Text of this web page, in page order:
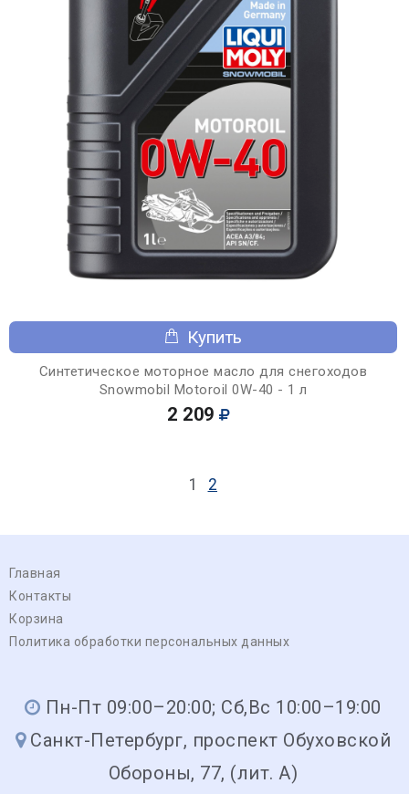
Купить
Синтетическое моторное масло для снегоходов
Snowmobil Motoroil 0W-40 - 1 л
2 209
1 2
Главная
Контакты
Корзина
Политика обработки персональных данных
Пн-Пт 09:00–20:00; Сб,Вс 10:00–19:00
Санкт-Петербург, проспект Обуховской
Обороны, 77, (лит. А)